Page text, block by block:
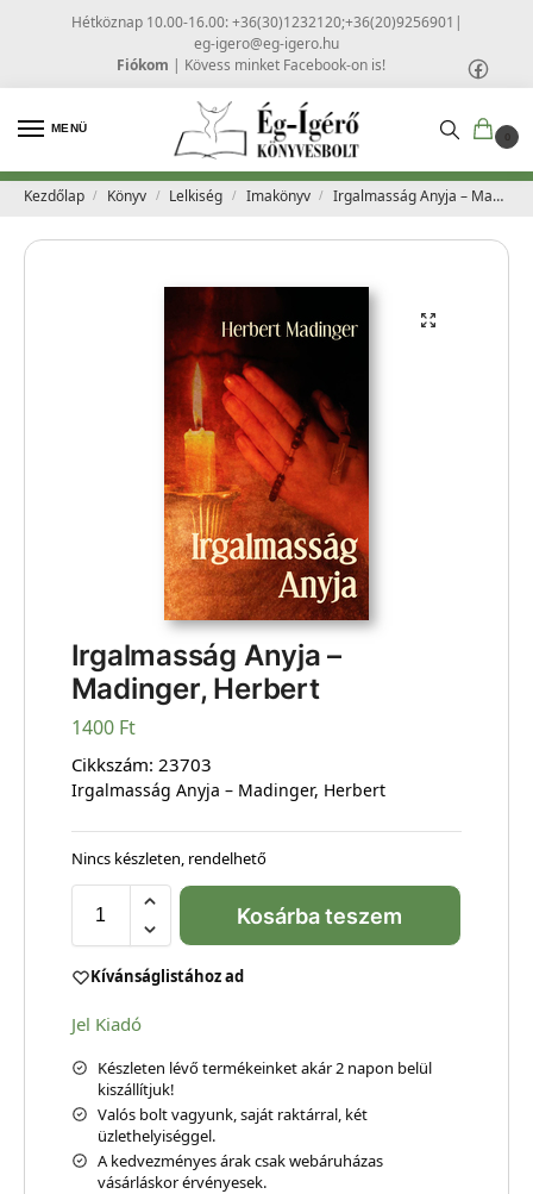
Hétköznap 10.00-16.00: +36(30)1232120;+36(20)9256901 |
eg-igero@eg-igero.hu
Fiókom | Kövess minket Facebook-on is!
MENÜ
0
Kezdőlap / Könyv / Lelkiség / Imakönyv / Irgalmasság Anyja – Madinger, Herbert
Irgalmasság Anyja –
Madinger, Herbert
1400 Ft
Cikkszám: 23703
Irgalmasság Anyja – Madinger, Herbert
Nincs készleten, rendelhető
Kosárba teszem
Kívánságlistához ad
Jel Kiadó
Készleten lévő termékeinket akár 2 napon belül
kiszállítjuk!
Valós bolt vagyunk, saját raktárral, két
üzlethelyiséggel.
A kedvezményes árak csak webáruházas
vásárláskor érvényesek.